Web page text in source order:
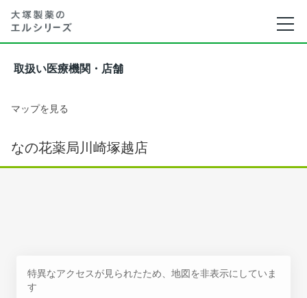
取扱い医療機関・店舗
マップを見る
なの花薬局川崎塚越店
特異なアクセスが見られたため、地図を非表示にしていま
す